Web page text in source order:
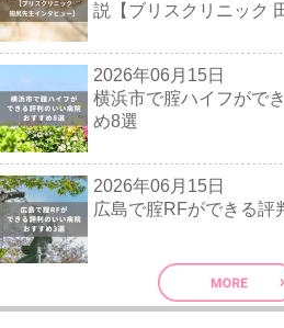
説【ブリスクリニック
2026年06月15日
横浜市で腟ハイフがで
め8選
2026年06月15日
広島で腟RFができる評